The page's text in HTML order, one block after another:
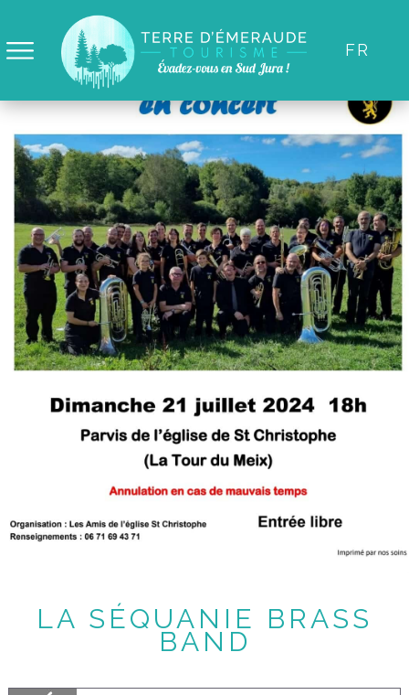
FR
LA SÉQUANIE BRASS
BAND
Panneau de gestion des cookies